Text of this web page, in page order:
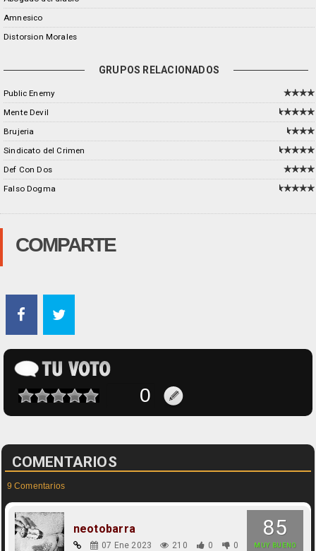
Amnesico
Distorsion Morales
GRUPOS RELACIONADOS
Public Enemy
Mente Devil
Brujeria
Sindicato del Crimen
Def Con Dos
Falso Dogma
COMPARTE
COMENTARIOS
9 Comentarios
85
MUY BUENO
neotobarra
07 Ene 2023 210 0 0